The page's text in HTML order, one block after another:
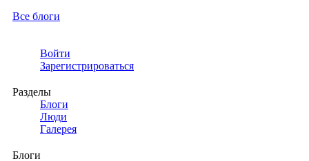
Все блоги
Войти
Зарегистрироваться
Разделы
Блоги
Люди
Галерея
Блоги